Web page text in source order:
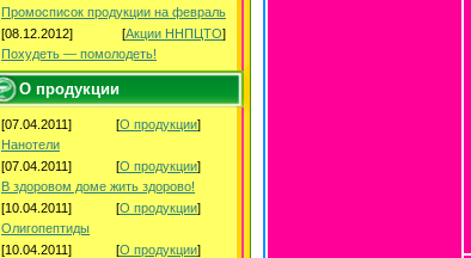
Промосписок продукции на февраль
[08.12.2012]
[Акции ННПЦТО]
Похудеть — помолодеть!
О продукции
[07.04.2011] [О продукции]
Нанотели
[07.04.2011]
[О продукции]
В здоровом доме жить здорово!
[10.04.2011]
[О продукции]
Олигопептиды
[10.04.2011]
[О продукции]